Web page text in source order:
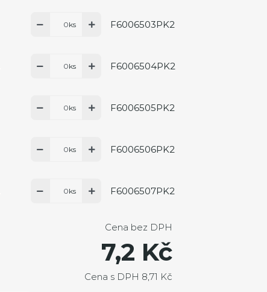
ks F6006503PK2
ks F6006504PK2
ks F6006505PK2
ks F6006506PK2
ks F6006507PK2
Cena bez DPH
7,2 Kč
Cena s DPH 8,71 Kč